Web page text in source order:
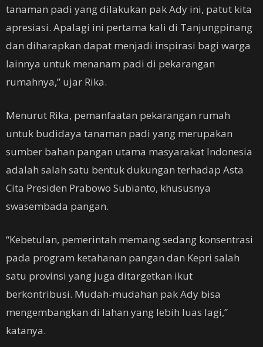
tanaman padi yang dilakukan pak Ady ini, patut kita
apresiasi. Apalagi ini pertama kali di Tanjungpinang
dan diharapkan dapat menjadi inspirasi bagi warga
lainnya untuk menanam padi di pekarangan
rumahnya,” ujar Rika.
Menurut Rika, pemanfaatan pekarangan rumah
untuk budidaya tanaman padi yang merupakan
sumber bahan pangan utama masyarakat Indonesia
adalah salah satu bentuk dukungan terhadap Asta
Cita Presiden Prabowo Subianto, khususnya
swasembada pangan.
“Kebetulan, pemerintah memang sedang konsentrasi
pada program ketahanan pangan dan Kepri salah
satu provinsi yang juga ditargetkan ikut
berkontribusi. Mudah-mudahan pak Ady bisa
mengembangkan di lahan yang lebih luas lagi,”
katanya.